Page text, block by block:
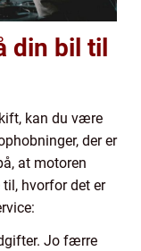
din bil til
kan du være
der er
at motoren
hvorfor det er
Jo færre